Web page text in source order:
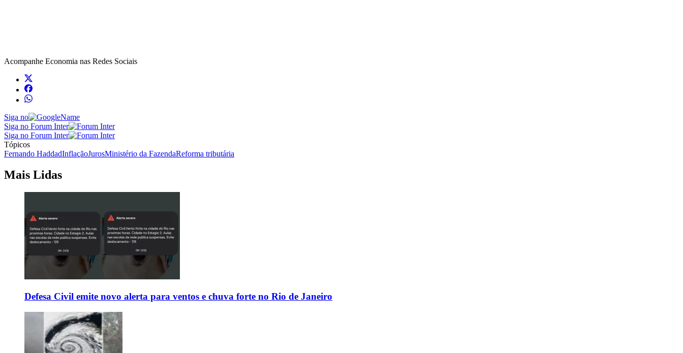
Acompanhe Economia nas Redes Sociais
Siga no
Siga no Forum Inter
Siga no Forum Inter
Tópicos
Fernando HaddadInflaçãoJurosMinistério da FazendaReforma tributária
Mais Lidas
Defesa Civil emite novo alerta para ventos e chuva forte no Rio de Janeiro